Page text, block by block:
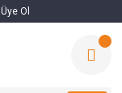
Üye Ol